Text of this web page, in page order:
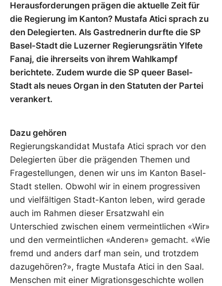
Herausforderungen prägen die aktuelle Zeit für
die Regierung im Kanton? Mustafa Atici sprach zu
den Delegierten. Als Gastrednerin durfte die SP
Basel-Stadt die Luzerner Regierungsrätin Ylfete
Fanaj, die ihrerseits von ihrem Wahlkampf
berichtete. Zudem wurde die SP queer Basel-
Stadt als neues Organ in den Statuten der Partei
verankert.
Dazu gehören
Regierungskandidat Mustafa Atici sprach vor den
Delegierten über die prägenden Themen und
Fragestellungen, denen wir uns im Kanton Basel-
Stadt stellen. Obwohl wir in einem progressiven
und vielfältigen Stadt-Kanton leben, wird gerade
auch im Rahmen dieser Ersatzwahl ein
Unterschied zwischen einem vermeintlichen «Wir»
und den vermeintlichen «Anderen» gemacht. «Wie
fremd und anders darf man sein, und trotzdem
dazugehören?», fragte Mustafa Atici in den Saal.
Menschen mit einer Migrationsgeschichte wollen